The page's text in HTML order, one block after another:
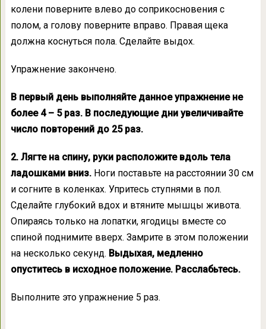
колени поверните влево до соприкосновения с
полом, а голову поверните вправо. Правая щека
должна коснуться пола. Сделайте выдох.
Упражнение закончено.
В первый день выполняйте данное упражнение не
более 4 – 5 раз. В последующие дни увеличивайте
число повторений до 25 раз.
2. Лягте на спину, руки расположите вдоль тела
ладошками вниз.Ноги поставьте на расстоянии 30 см
и согните в коленках. Упритесь ступнями в пол.
Сделайте глубокий вдох и втяните мышцы живота.
Опираясь только на лопатки, ягодицы вместе со
спиной поднимите вверх. Замрите в этом положении
на несколько секунд. Выдыхая, медленно
опуститесь в исходное положение. Расслабьтесь.
Выполните это упражнение 5 раз.